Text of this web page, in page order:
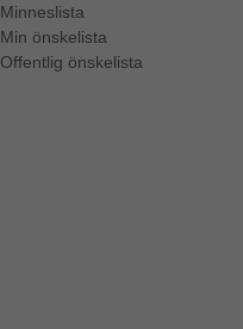
Minneslista
Min önskelista
Offentlig önskelista